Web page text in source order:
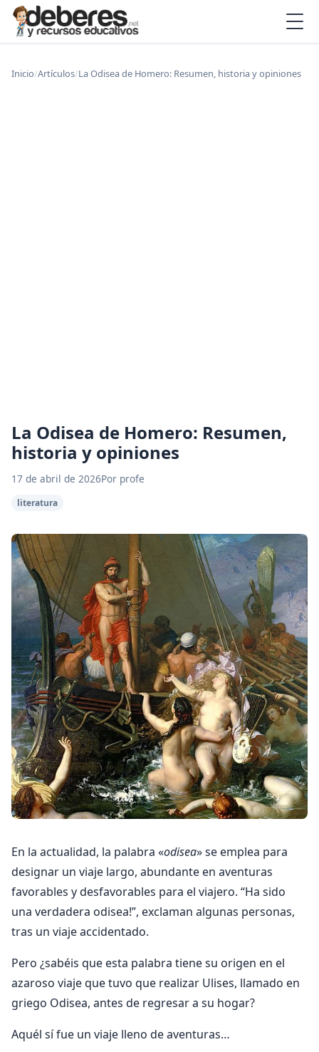
Inicio/Artículos/La Odisea de Homero: Resumen, historia y opiniones
La Odisea de Homero: Resumen,
historia y opiniones
17 de abril de 2026Por profe
literatura
En la actualidad, la palabra «odisea» se emplea para
designar un viaje largo, abundante en aventuras
favorables y desfavorables para el viajero. “Ha sido
una verdadera odisea!”, exclaman algunas personas,
tras un viaje accidentado.
Pero ¿sabéis que esta palabra tiene su origen en el
azaroso viaje que tuvo que realizar Ulises, llamado en
griego Odisea, antes de regresar a su hogar?
Aquél sí fue un viaje lleno de aventuras…